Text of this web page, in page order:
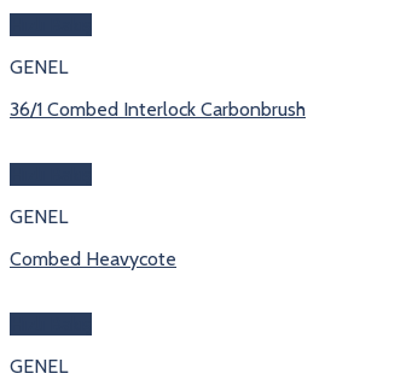
GENEL
36/1 Combed Interlock Carbonbrush
GENEL
Combed Heavycote
GENEL